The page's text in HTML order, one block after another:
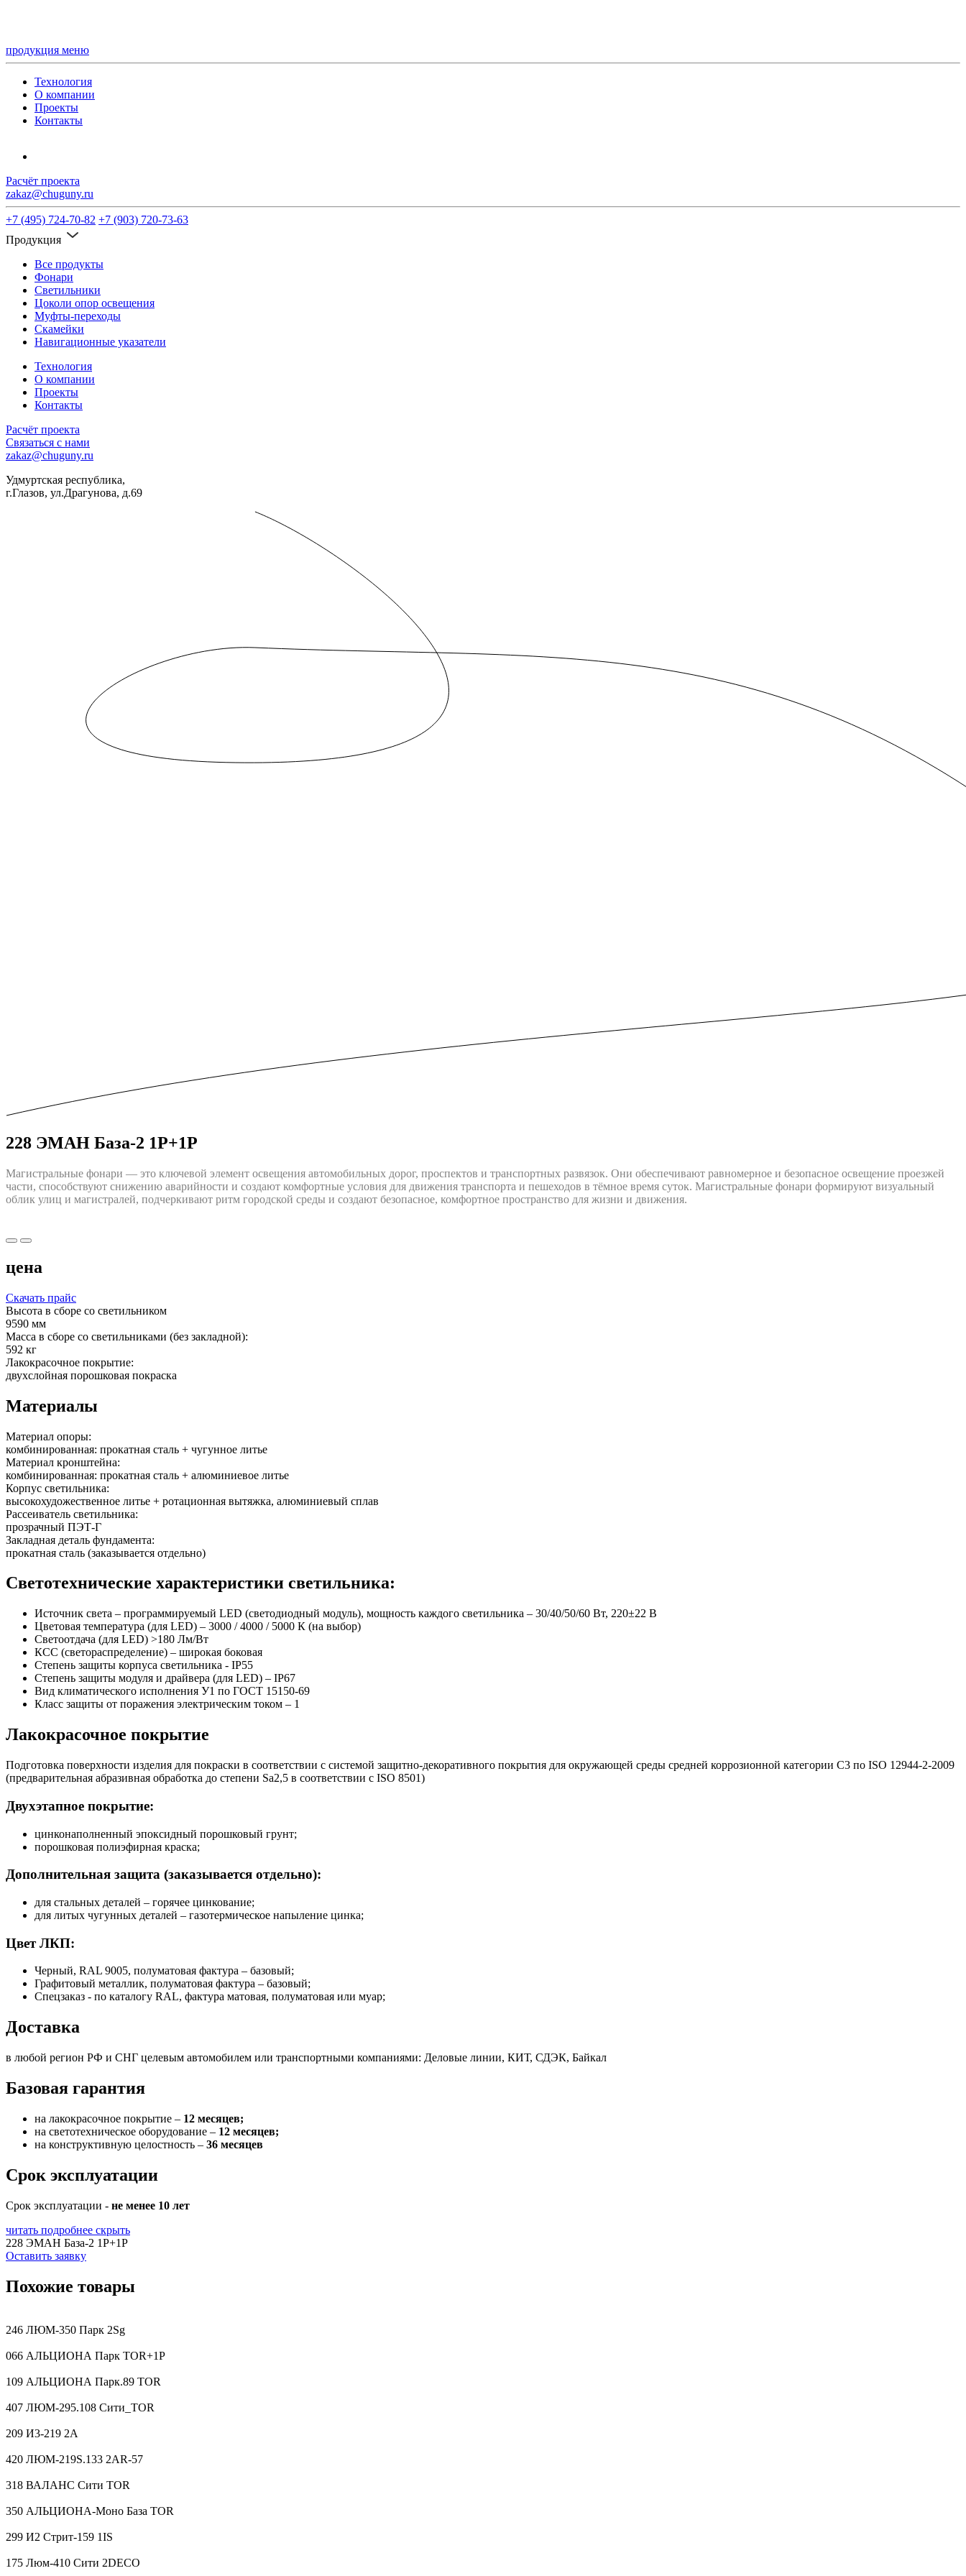
продукция меню
Технология
О компании
Проекты
Контакты
Расчёт проекта
zakaz@chuguny.ru
+7 (495) 724-70-82 +7 (903) 720-73-63
Продукция
Все продукты
Фонари
Светильники
Цоколи опор освещения
Муфты-переходы
Скамейки
Навигационные указатели
Технология
О компании
Проекты
Контакты
Расчёт проекта
Связаться с нами
zakaz@chuguny.ru
Удмуртская республика,
г.Глазов, ул.Драгунова, д.69
228 ЭМАН База-2 1P+1P
Магистральные фонари — это ключевой элемент освещения автомобильных дорог, проспектов и транспортных развязок. Они обеспечивают равномерное и безопасное освещение проезжей
части, способствуют снижению аварийности и создают комфортные условия для движения транспорта и пешеходов в тёмное время суток. Магистральные фонари формируют визуальный
облик улиц и магистралей, подчеркивают ритм городской среды и создают безопасное, комфортное пространство для жизни и движения.
цена
Скачать прайс
Высота в сборе со светильником
9590 мм
Масса в сборе со светильниками (без закладной):
592 кг
Лакокрасочное покрытие:
двухслойная порошковая покраска
Материалы
Материал опоры:
комбинированная: прокатная сталь + чугунное литье
Материал кронштейна:
комбинированная: прокатная сталь + алюминиевое литье
Корпус светильника:
высокохудожественное литье + ротационная вытяжка, алюминиевый сплав
Рассеиватель светильника:
прозрачный ПЭТ-Г
Закладная деталь фундамента:
прокатная сталь (заказывается отдельно)
Светотехнические характеристики светильника:
Источник света – программируемый LED (светодиодный модуль), мощность каждого светильника – 30/40/50/60 Вт, 220±22 В
Цветовая температура (для LED) – 3000 / 4000 / 5000 К (на выбор)
Светоотдача (для LED) >180 Лм/Вт
КСС (светораспределение) – широкая боковая
Степень защиты корпуса светильника - IP55
Степень защиты модуля и драйвера (для LED) – IP67
Вид климатического исполнения У1 по ГОСТ 15150-69
Класс защиты от поражения электрическим током – 1
Лакокрасочное покрытие
Подготовка поверхности изделия для покраски в соответствии с системой защитно-декоративного покрытия для окружающей среды средней коррозионной категории C3 по ISO 12944-2-2009
(предварительная абразивная обработка до степени Sa2,5 в соответствии с ISO 8501)
Двухэтапное покрытие:
цинконаполненный эпоксидный порошковый грунт;
порошковая полиэфирная краска;
Дополнительная защита (заказывается отдельно):
для стальных деталей – горячее цинкование;
для литых чугунных деталей – газотермическое напыление цинка;
Цвет ЛКП:
Черный, RAL 9005, полуматовая фактура – базовый;
Графитовый металлик, полуматовая фактура – базовый;
Спецзаказ - по каталогу RAL, фактура матовая, полуматовая или муар;
Доставка
в любой регион РФ и СНГ целевым автомобилем или транспортными компаниями: Деловые линии, КИТ, СДЭК, Байкал
Базовая гарантия
на лакокрасочное покрытие – 12 месяцев;
на светотехническое оборудование – 12 месяцев;
на конструктивную целостность – 36 месяцев
Срок эксплуатации
Срок эксплуатации - не менее 10 лет
читать подробнее скрыть
228 ЭМАН База-2 1P+1P
Оставить заявку
Похожие товары
246 ЛЮМ-350 Парк 2Sg
066 АЛЬЦИОНА Парк TOR+1P
109 АЛЬЦИОНА Парк.89 TOR
407 ЛЮМ-295.108 Сити_TOR
209 И3-219 2A
420 ЛЮМ-219S.133 2AR-57
318 ВАЛАНС Сити TOR
350 АЛЬЦИОНА-Моно База TOR
299 И2 Стрит-159 1IS
175 Люм-410 Сити 2DECO